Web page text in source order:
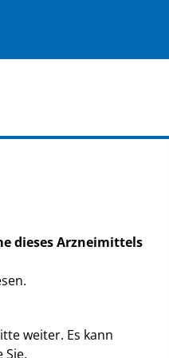
dieses Arzneimittels
weiter. Es kann
Sie.